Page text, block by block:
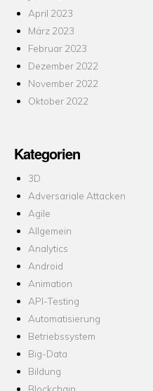
April 2023
März 2023
Februar 2023
Dezember 2022
November 2022
Oktober 2022
Kategorien
3D
Adversariale Attacken
Agile
Allgemein
Analytics
Android
Animation
API-Testing
Automatisierung
Betriebssystem
Big-Data
Bildung